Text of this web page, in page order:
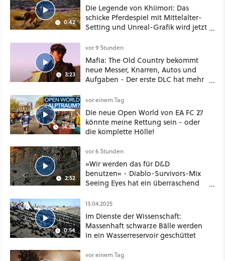
0:42
Die Legende von Khiimori: Das
schicke Pferdespiel mit Mittelalter-
Setting und Unreal-Grafik wird jetzt
3:23
vor 9 Stunden
Mafia: The Old Country bekommt
neue Messer, Knarren, Autos und
Aufgaben - Der erste DLC hat mehr
14:38
vor einem Tag
Die neue Open World von EA FC 27
könnte meine Rettung sein - oder
die komplette Hölle!
2:52
vor 6 Stunden
»Wir werden das für D&D
benutzen« - Diablo-Survivors-Mix
Seeing Eyes hat ein überraschend
0:54
13.04.2025
Im Dienste der Wissenschaft:
Massenhaft schwarze Bälle werden
in ein Wasserreservoir geschüttet
vor einem Tag